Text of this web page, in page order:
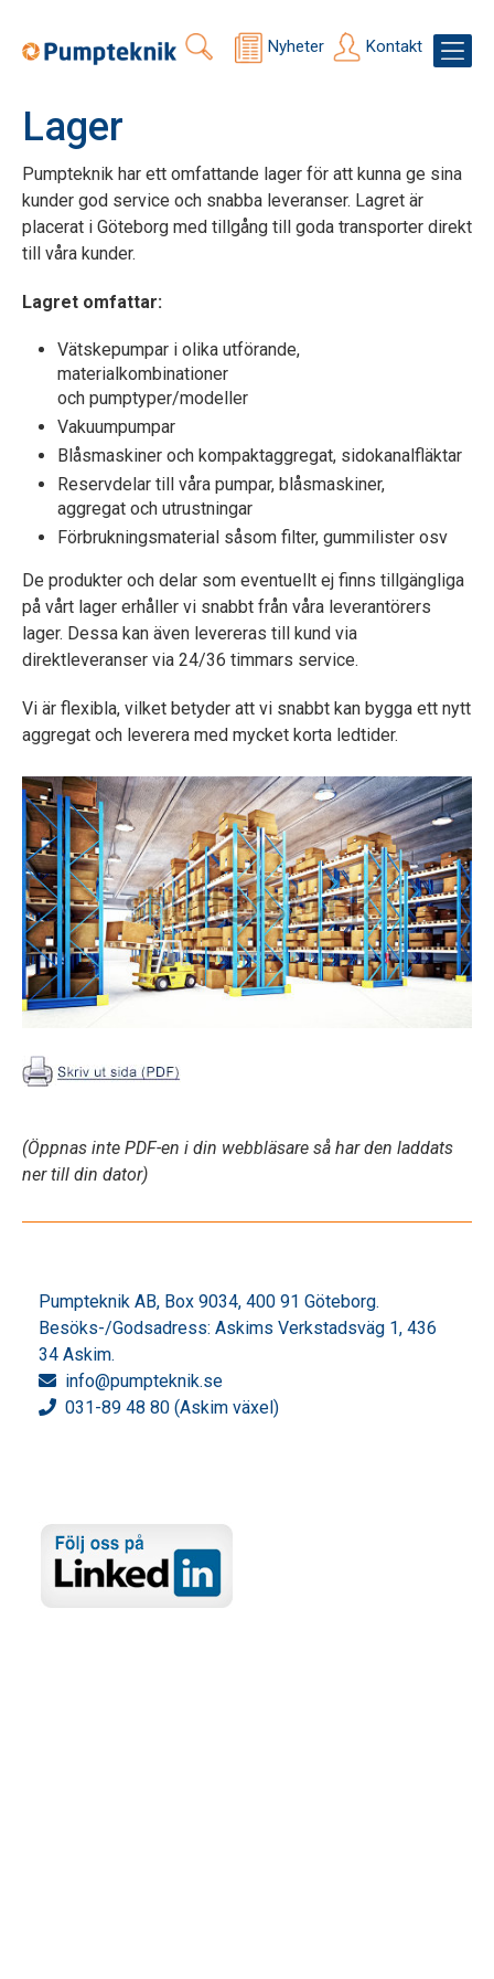
Nyheter Kontakt
Lager
Pumpteknik har ett omfattande lager för att kunna ge sina
kunder god service och snabba leveranser. Lagret är
placerat i Göteborg med tillgång till goda transporter direkt
till våra kunder.
Lagret omfattar:
Vätskepumpar i olika utförande,
materialkombinationer
och pumptyper/modeller
Vakuumpumpar
Blåsmaskiner och kompaktaggregat, sidokanalfläktar
Reservdelar till våra pumpar, blåsmaskiner,
aggregat och utrustningar
Förbrukningsmaterial såsom filter, gummilister osv
De produkter och delar som eventuellt ej finns tillgängliga
på vårt lager erhåller vi snabbt från våra leverantörers
lager. Dessa kan även levereras till kund via
direktleveranser via 24/36 timmars service.
Vi är flexibla, vilket betyder att vi snabbt kan bygga ett nytt
aggregat och leverera med mycket korta ledtider.
(Öppnas inte PDF-en i din webbläsare så har den laddats
ner till din dator)
Pumpteknik AB, Box 9034, 400 91 Göteborg.
Besöks-/Godsadress: Askims Verkstadsväg 1, 436
34 Askim.
info@pumpteknik.se
031-89 48 80 (Askim växel)